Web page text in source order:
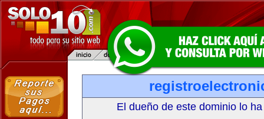
El dueño de este dominio lo